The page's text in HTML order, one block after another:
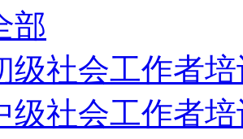
部
级社会工作者
级社会工作者